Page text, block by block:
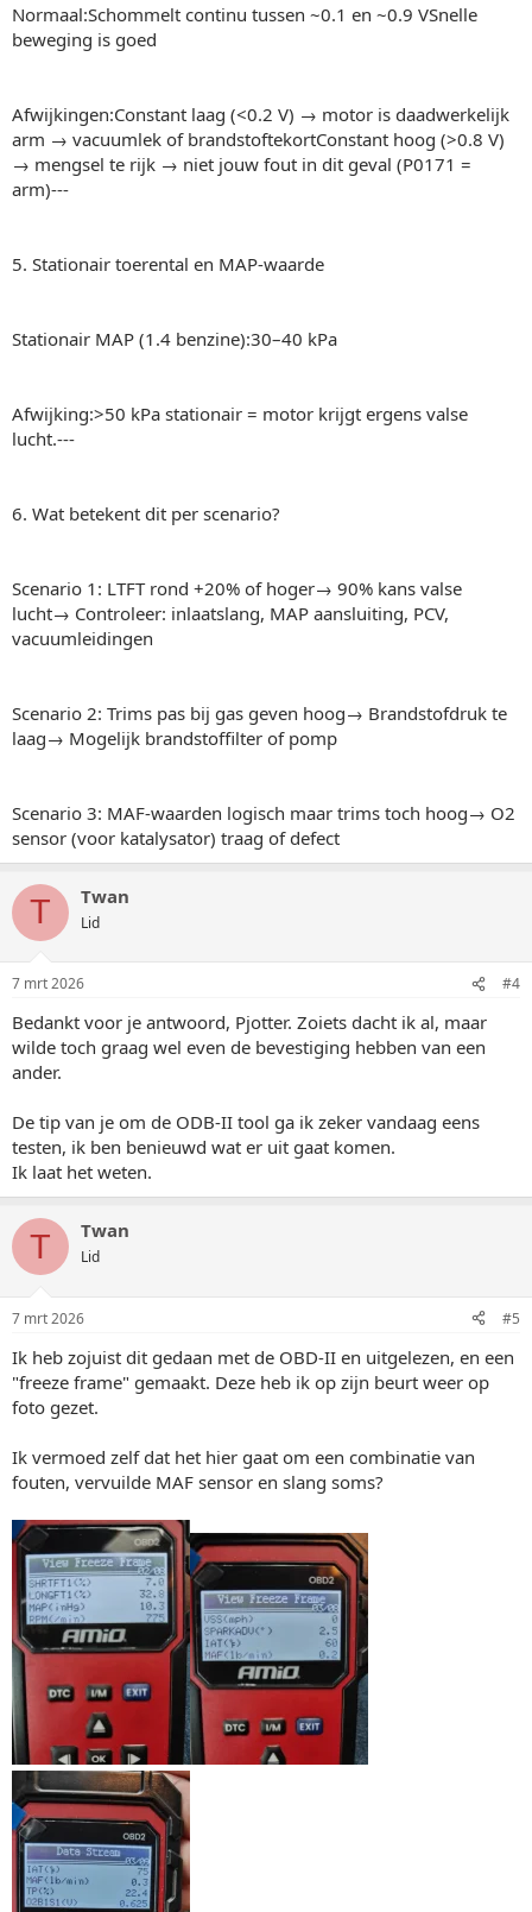
Normaal:Schommelt continu tussen ~0.1 en ~0.9 VSnelle
beweging is goed
Afwijkingen:Constant laag (<0.2 V) → motor is daadwerkelijk
arm → vacuumlek of brandstoftekortConstant hoog (>0.8 V)
→ mengsel te rijk → niet jouw fout in dit geval (P0171 =
arm)---
5. Stationair toerental en MAP-waarde
Stationair MAP (1.4 benzine):30–40 kPa
Afwijking:>50 kPa stationair = motor krijgt ergens valse
lucht.---
6. Wat betekent dit per scenario?
Scenario 1: LTFT rond +20% of hoger→ 90% kans valse
lucht→ Controleer: inlaatslang, MAP aansluiting, PCV,
vacuumleidingen
Scenario 2: Trims pas bij gas geven hoog→ Brandstofdruk te
laag→ Mogelijk brandstoffilter of pomp
Scenario 3: MAF-waarden logisch maar trims toch hoog→ O2
sensor (voor katalysator) traag of defect
T Twan
Lid
7 mrt 2026 #4
Bedankt voor je antwoord, Pjotter. Zoiets dacht ik al, maar
wilde toch graag wel even de bevestiging hebben van een
ander.
De tip van je om de ODB-II tool ga ik zeker vandaag eens
testen, ik ben benieuwd wat er uit gaat komen.
Ik laat het weten.
T Twan
Lid
7 mrt 2026 #5
Ik heb zojuist dit gedaan met de OBD-II en uitgelezen, en een
"freeze frame" gemaakt. Deze heb ik op zijn beurt weer op
foto gezet.
Ik vermoed zelf dat het hier gaat om een combinatie van
fouten, vervuilde MAF sensor en slang soms?